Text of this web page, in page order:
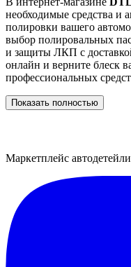
необходимые средства и
полировки вашего
выбор полировальных
и защиты ЛКП с
онлайн и верните блеск
профессиональных
Показать полностью
Маркетплейс